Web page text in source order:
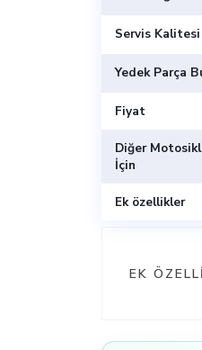
Servis Kalitesi
Yedek Parça
Fiyat
Diğer
İçin
Ek özellikler
EK